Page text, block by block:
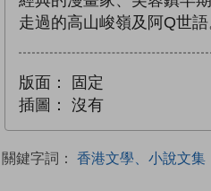
走過的高山峻嶺及阿Q世語
版面：
固定
插圖：
沒有
關鍵字詞： 香港文學、小說文集